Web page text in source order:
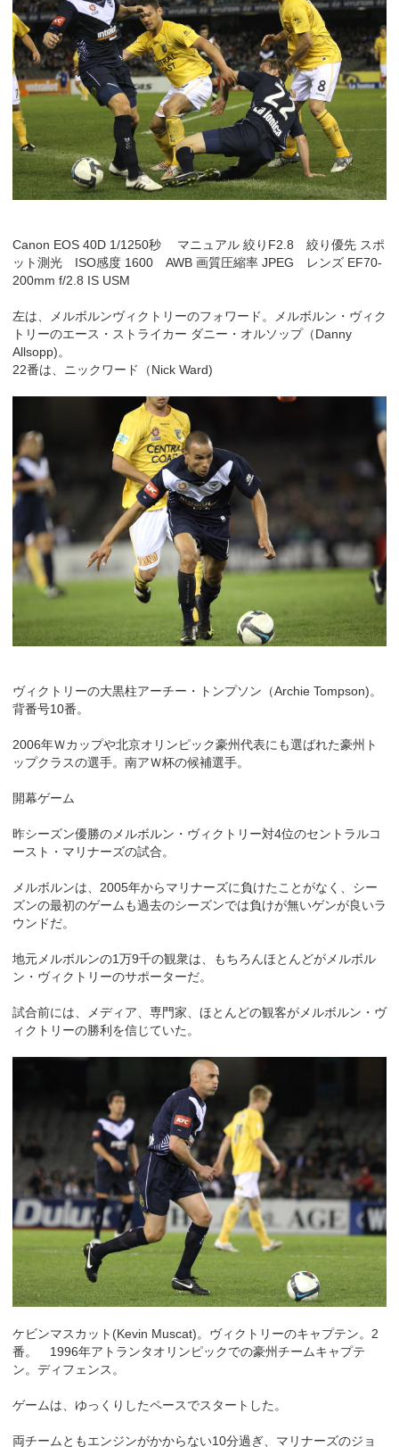
Canon EOS 40D 1/1250秒 マニュアル 絞りF2.8 絞り優先 スポ
ット測光 ISO感度 1600 AWB 画質圧縮率 JPEG レンズ EF70-
200mm f/2.8 IS USM
左は、メルボルンヴィクトリーのフォワード。メルボルン・ヴィク
トリーのエース・ストライカー ダニー・オルソップ（Danny
Allsopp)。
22番は、ニックワード（Nick Ward)
ヴィクトリーの大黒柱アーチー・トンプソン（Archie Tompson)。
背番号10番。
2006年Ｗカップや北京オリンピック豪州代表にも選ばれた豪州ト
ップクラスの選手。南アＷ杯の候補選手。
開幕ゲーム
昨シーズン優勝のメルボルン・ヴィクトリー対4位のセントラルコ
ースト・マリナーズの試合。
メルボルンは、2005年からマリナーズに負けたことがなく、シー
ズンの最初のゲームも過去のシーズンでは負けが無いゲンが良いラ
ウンドだ。
地元メルボルンの1万9千の観衆は、もちろんほとんどがメルボル
ン・ヴィクトリーのサポーターだ。
試合前には、メディア、専門家、ほとんどの観客がメルボルン・ヴ
ィクトリーの勝利を信じていた。
ケビンマスカット(Kevin Muscat)。ヴィクトリーのキャプテン。2
番。 1996年アトランタオリンピックでの豪州チームキャプテ
ン。ディフェンス。
ゲームは、ゆっくりしたペースでスタートした。
両チームともエンジンがかからない10分過ぎ、マリナーズのジョ